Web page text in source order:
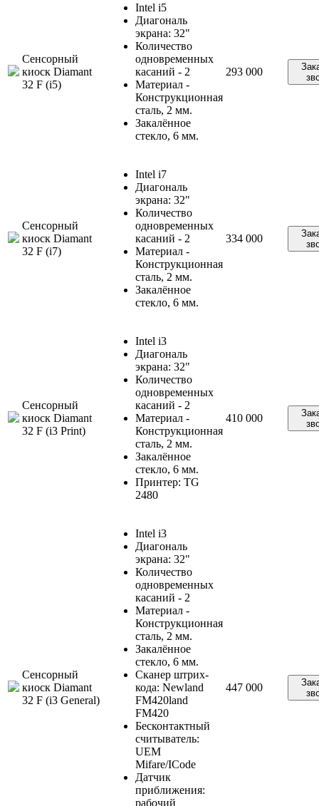
Сенсорный
киоск Diamant
32 F (i5)
Intel i5
Диагональ
экрана: 32"
Количество
одновременных
касаний - 2
Материал -
Конструкционная
сталь, 2 мм.
Закалённое
стекло, 6 мм.
293 000
Сенсорный
киоск Diamant
32 F (i7)
Intel i7
Диагональ
экрана: 32"
Количество
одновременных
касаний - 2
Материал -
Конструкционная
сталь, 2 мм.
Закалённое
стекло, 6 мм.
334 000
Сенсорный
киоск Diamant
32 F (i3 Print)
Intel i3
Диагональ
экрана: 32"
Количество
одновременных
касаний - 2
Материал -
Конструкционная
сталь, 2 мм.
Закалённое
стекло, 6 мм.
Принтер: TG
2480
410 000
Сенсорный
киоск Diamant
32 F (i3 General)
Intel i3
Диагональ
экрана: 32"
Количество
одновременных
касаний - 2
Материал -
Конструкционная
сталь, 2 мм.
Закалённое
стекло, 6 мм.
Сканер штрих-
кода: Newland
FM420land
FM420
Бесконтактный
считыватель:
UEM
Mifare/ICode
Датчик
приближения:
рабочий
447 000